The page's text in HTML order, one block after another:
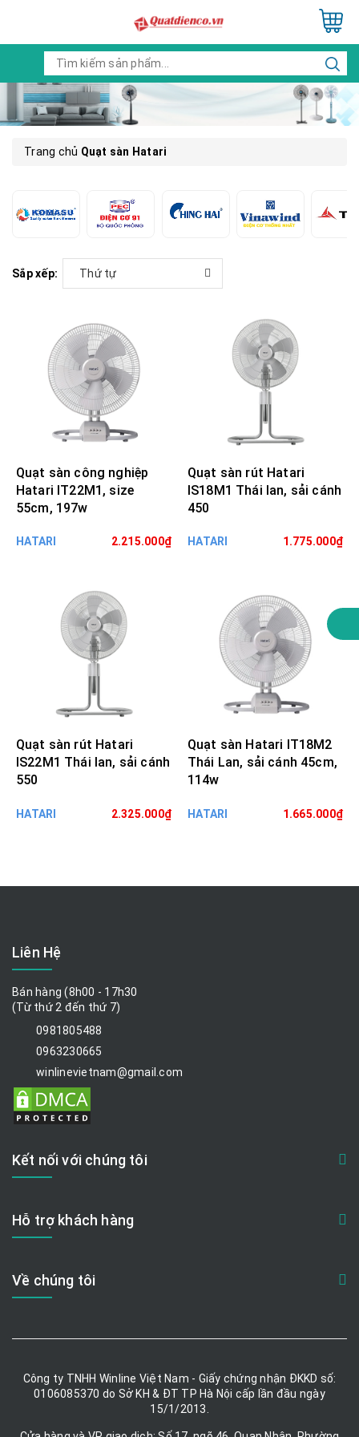
Trang chủ Quạt sàn Hatari
Sắp xếp: Thứ tự
Quạt sàn công nghiệp
Hatari IT22M1, size
55cm, 197w
HATARI 2.215.000₫
Quạt sàn rút Hatari
IS18M1 Thái lan, sải cánh
450
HATARI 1.775.000₫
Quạt sàn rút Hatari
IS22M1 Thái lan, sải cánh
550
HATARI 2.325.000₫
Quạt sàn Hatari IT18M2
Thái Lan, sải cánh 45cm,
114w
HATARI 1.665.000₫
Liên Hệ
Bán hàng (8h00 - 17h30
(Từ thứ 2 đến thứ 7)
0981805488
0963230665
winlinevietnam@gmail.com
Kết nối với chúng tôi
Hỗ trợ khách hàng
Về chúng tôi
Công ty TNHH Winline Việt Nam - Giấy chứng nhận ĐKKD số:
0106085370 do Sở KH & ĐT TP Hà Nội cấp lần đầu ngày
15/1/2013.